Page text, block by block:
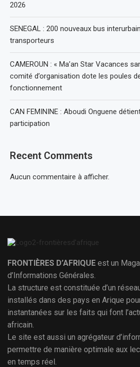
2026
SENEGAL : 200 nouveaux bus
transporteurs
CAMEROUN : « Ma’an Star Vacances
comité d’organisation dote les poules
fonctionnement
CAN FEMININE : Aboudi Onguene
participation
Recent Comments
Aucun commentaire à afficher.
FRONTIÈRES D’AFRIQUE est un
d’Informations Générales.
La structure est constituée d’un
installés dans des pays en Arique
instantanées sur les faits qui font
africain.
Le site est aussi un agrégateur
permettre de manière optimale aux
en temps réel.